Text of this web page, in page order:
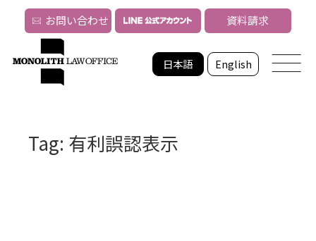
日本語 English
お問い合わせ 資料請求
Tag: 有利誤認表示